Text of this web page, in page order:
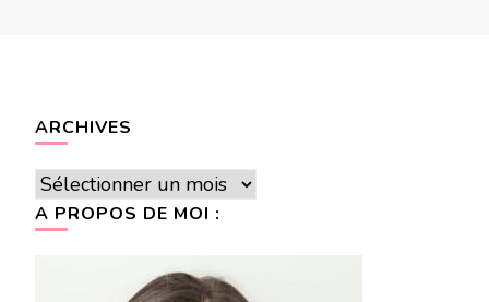
ARCHIVES
Archives
A PROPOS DE MOI :